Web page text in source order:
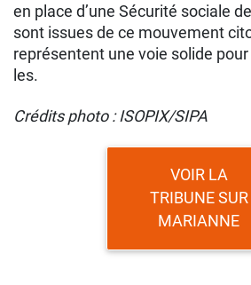
en place d’une Sécurité sociale
sont issues de ce mouvement
représentent une voie solide
les.
Crédits photo : ISOPIX/SIPA
VOIR LA
TRIBUNE SUR
MARIANNE